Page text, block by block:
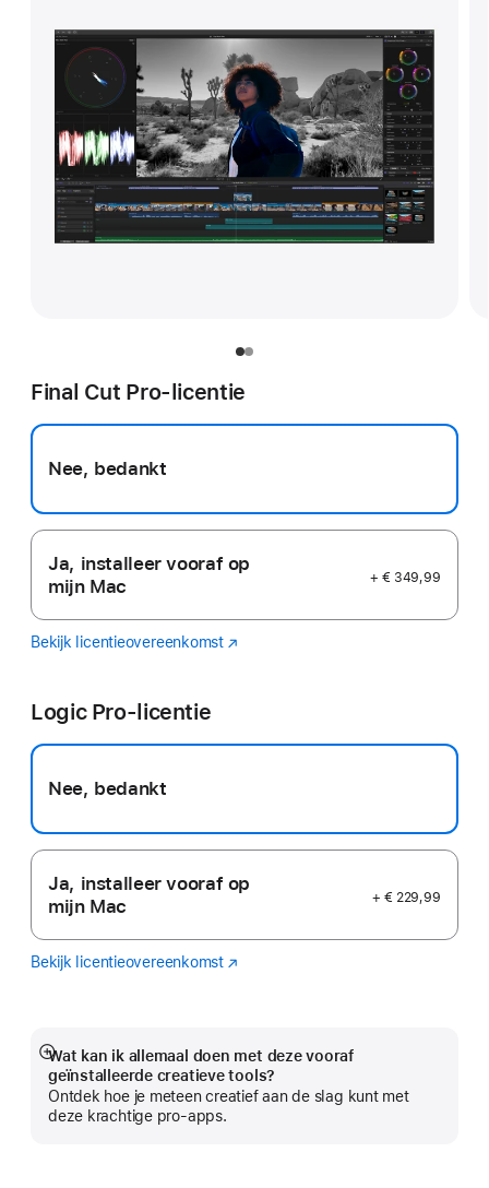
Final Cut Pro-licentie
Nee, bedankt
Ja, installeer vooraf op
mijn Mac
+ € 349,99
Bekijk licentieovereenkomstFinal
(Wordt
Logic Pro-licentie
Nee, bedankt
Ja, installeer vooraf op
mijn Mac
+ € 229,99
Bekijk licentieovereenkomstLogic
(Wordt
geopend)
Wat kan ik allemaal doen met deze vooraf
geïnstalleerde creatieve tools?
Ontdek hoe je meteen creatief aan de slag kunt met
deze krachtige pro-apps.
Meer